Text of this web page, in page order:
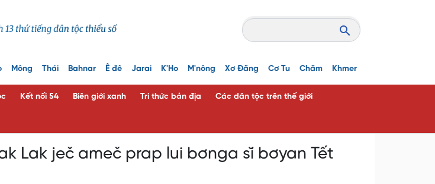
Mông Thái Bahnar Ê đê Jarai K'Ho M'nông Xơ Đăng Cơ Tu Chăm Khmer
Kết nối 54 Biên giới xanh Tri thức bản địa Các dân tộc trên thế giới
Lak ječ ameč prap lui bơnga sĭ bơyan Tết